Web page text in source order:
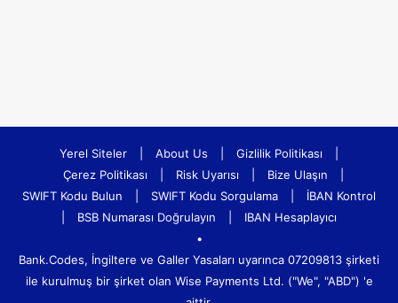
Yerel Siteler About Us Gizlilik Politikası
Çerez Politikası
Risk Uyarısı Bize Ulaşın
SWIFT Kodu Bulun
SWIFT Kodu Sorgulama
İBAN Kontrol
BSB Numarası Doğrulayın
IBAN Hesaplayıcı
•
Bank.Codes, İngiltere ve Galler Yasaları uyarınca 07209813 şirketi
ile kurulmuş bir şirket olan Wise Payments Ltd. ("We", "ABD") 'e